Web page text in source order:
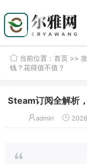
当前位置： 首页 >>
钱？花得值不值？
Steam订阅全解析
admin